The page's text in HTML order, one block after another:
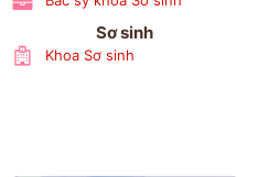
Sơ sinh
Khoa Sơ sinh